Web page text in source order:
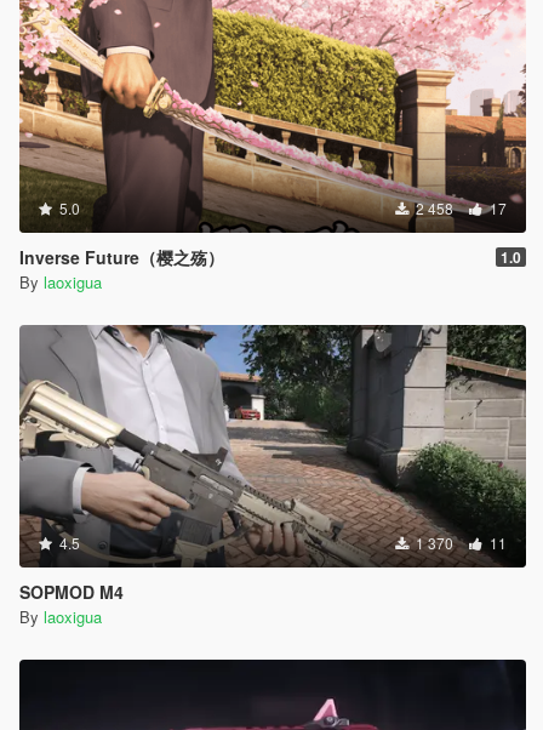
5.0 2 458 17
Inverse Future（樱之殇） 1.0
By laoxigua
4.5 1 370 11
SOPMOD M4
By laoxigua